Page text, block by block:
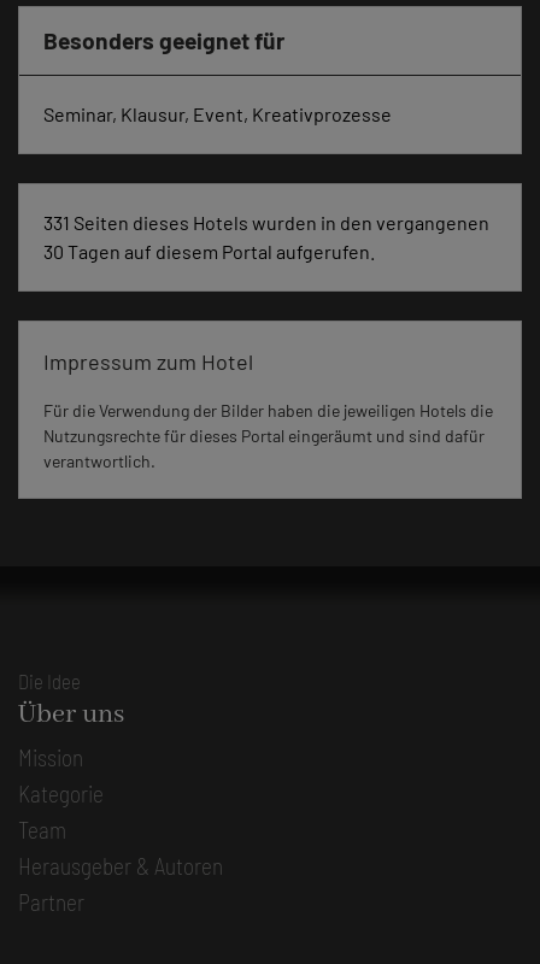
Besonders geeignet für
Seminar, Klausur, Event, Kreativprozesse
331 Seiten dieses Hotels wurden in den vergangenen
30 Tagen auf diesem Portal aufgerufen.
Impressum zum Hotel
Für die Verwendung der Bilder haben die jeweiligen Hotels die
Nutzungsrechte für dieses Portal eingeräumt und sind dafür
verantwortlich.
Die Idee
Über uns
Mission
Kategorie
Team
Herausgeber & Autoren
Partner